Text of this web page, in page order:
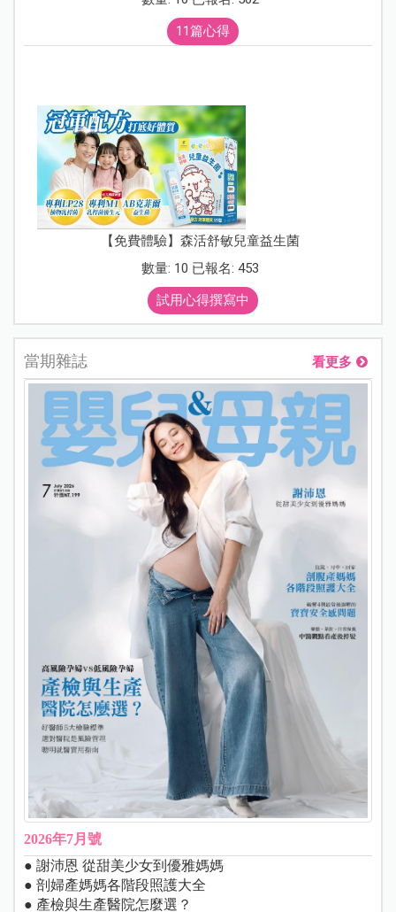
11篇心得
【免費體驗】森活舒敏兒童益生菌
數量: 10 已報名: 453
試用心得撰寫中
當期雜誌 看更多
2026年7月號
● 謝沛恩 從甜美少女到優雅媽媽
● 剖婦產媽媽各階段照護大全
● 產檢與生產醫院怎麼選？